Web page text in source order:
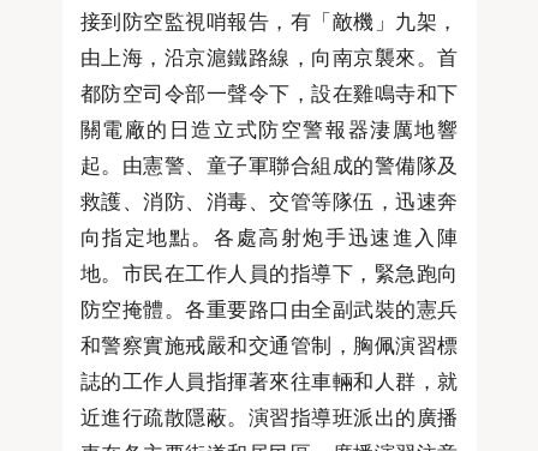
接到防空監視哨報告，有「敵機」九架，
由上海，沿京滬鐵路線，向南京襲來。首
都防空司令部一聲令下，設在雞鳴寺和下
關電廠的日造立式防空警報器淒厲地響
起。由憲警、童子軍聯合組成的警備隊及
救護、消防、消毒、交管等隊伍，迅速奔
向指定地點。各處高射炮手迅速進入陣
地。市民在工作人員的指導下，緊急跑向
防空掩體。各重要路口由全副武裝的憲兵
和警察實施戒嚴和交通管制，胸佩演習標
誌的工作人員指揮著來往車輛和人群，就
近進行疏散隱蔽。演習指導班派出的廣播